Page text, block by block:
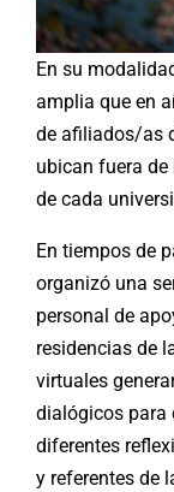
En su
amplia que en
de afiliados/as
ubican fuera
de cada
En tiempos de
organizó una
personal de
residencias de
virtuales
dialógicos para
diferentes
y referentes de